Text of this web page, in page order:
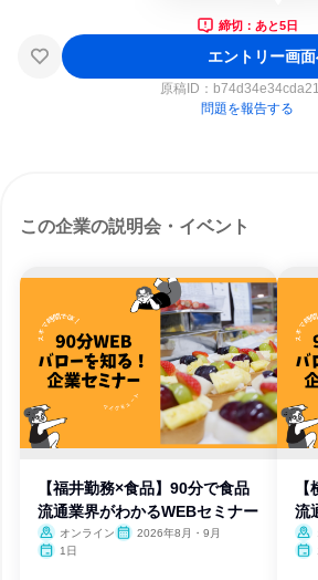
締切：あと5日
エントリー画
原稿ID：
問題を報告する
この企業の説明会・イベント
【福井勤務×食品】90分で食品
流通業界がわかるWEBセミナー
オンライン
2026年8月・9月
1日
流